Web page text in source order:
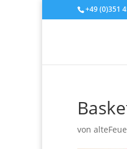
+49 (0)351
von